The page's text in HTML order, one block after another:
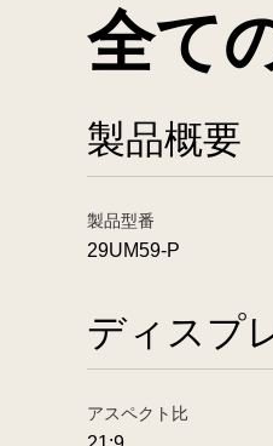
全て
製品概要
製品型番
29UM59-P
ディスプ
アスペクト比